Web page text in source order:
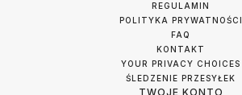
REGULAMIN
POLITYKA PRYWATNOŚCI
FAQ
KONTAKT
YOUR PRIVACY CHOICES
ŚLEDZENIE PRZESYŁEK
TWOJE KONTO